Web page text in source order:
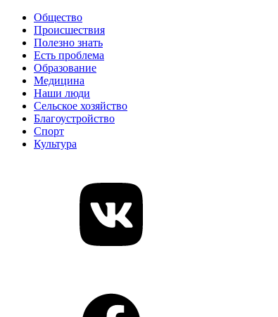
Общество
Происшествия
Полезно знать
Есть проблема
Образование
Медицина
Наши люди
Сельское хозяйство
Благоустройство
Спорт
Культура